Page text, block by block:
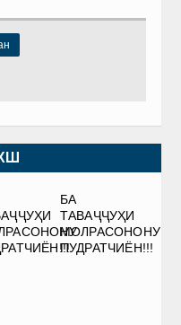
БА
ТАВАҶҶУҲИ
МОЛРАСОНОНУ
ПУДРАТЧИЁН!!!